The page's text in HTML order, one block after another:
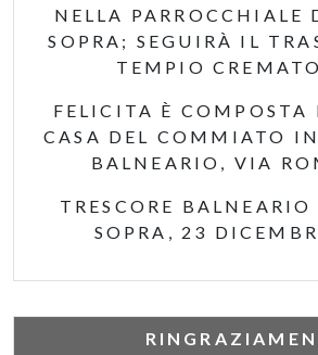
NELLA PARROCCHIALE
SOPRA; SEGUIRÀ IL
TEMPIO
FELICITA È COMPOSTA
CASA DEL COMMIATO IN
BALNEARIO, VIA
TRESCORE BALNEARIO
SOPRA, 23